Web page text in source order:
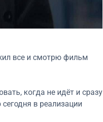
все и смотрю фильм
когда не идёт и сразу
в реализации